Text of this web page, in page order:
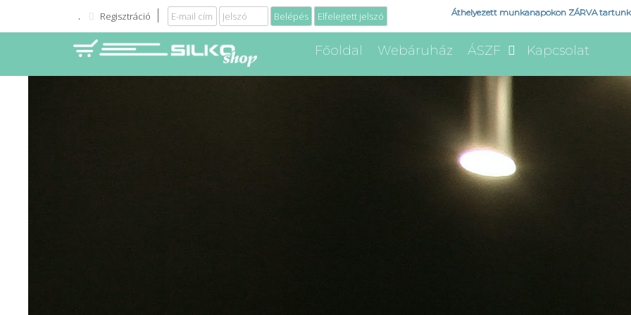
Regisztráció Elfelejtett jelszó Áthelyezett munkanapokon ZÁRVA
Főoldal Webáruház ÁSZF Kapcsolat